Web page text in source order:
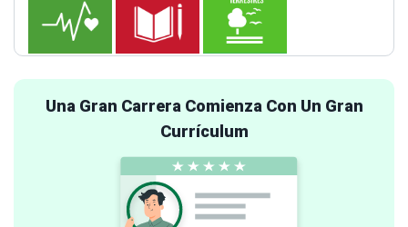
Una Gran Carrera Comienza Con Un Gran
Currículum